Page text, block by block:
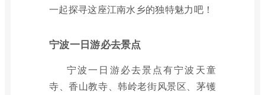
一起探寻这座江南水乡的独特魅力吧！
宁波一日游必去景点
宁波一日游必去景点有宁波天童
寺、香山教寺、韩岭老街风景区、茅镬